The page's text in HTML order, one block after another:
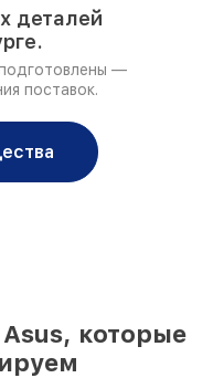
деталей
—
поставок.
которые